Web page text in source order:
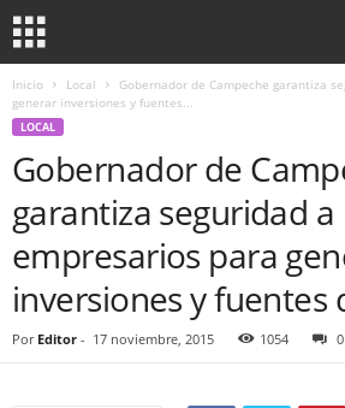
Inicio Local
Gobernador de Campeche garantiza
generar inversiones y fuentes...
LOCAL
Gobernador de
garantiza seguridad a
empresarios para
inversiones y fuentes
Por Editor - 17 noviembre, 2015 1054 0